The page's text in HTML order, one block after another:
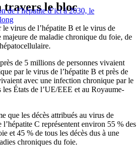
de l’hépatite d’ici à 2030, le
travers le bloc
virus de l’hépatite B et le virus de
majeure de maladie chronique du foie, de
de 5 millions de personnes vivaient
par le virus de l’hépatite B et près de
avec une infection chronique par le
les États de l’UE/EEE et au Royaume-
que les décès attribués au virus de
l’hépatite C représentent environ 55 % des
et 45 % de tous les décès dus à une
chroniques du foie.